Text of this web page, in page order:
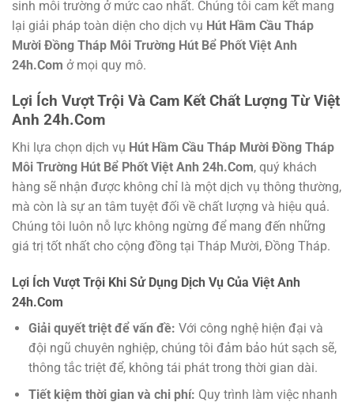
sinh môi trường ở mức cao nhất. Chúng tôi cam kết mang
lại giải pháp toàn diện cho dịch vụ Hút Hầm Cầu Tháp
Mười Đồng Tháp Môi Trường Hút Bể Phốt Việt Anh
24h.Com ở mọi quy mô.
Lợi Ích Vượt Trội Và Cam Kết Chất Lượng Từ Việt
Anh 24h.Com
Khi lựa chọn dịch vụ Hút Hầm Cầu Tháp Mười Đồng Tháp
Môi Trường Hút Bể Phốt Việt Anh 24h.Com, quý khách
hàng sẽ nhận được không chỉ là một dịch vụ thông thường,
mà còn là sự an tâm tuyệt đối về chất lượng và hiệu quả.
Chúng tôi luôn nỗ lực không ngừng để mang đến những
giá trị tốt nhất cho cộng đồng tại Tháp Mười, Đồng Tháp.
Lợi Ích Vượt Trội Khi Sử Dụng Dịch Vụ Của Việt Anh
24h.Com
Giải quyết triệt để vấn đề: Với công nghệ hiện đại và
đội ngũ chuyên nghiệp, chúng tôi đảm bảo hút sạch sẽ,
thông tắc triệt để, không tái phát trong thời gian dài.
Tiết kiệm thời gian và chi phí: Quy trình làm việc nhanh